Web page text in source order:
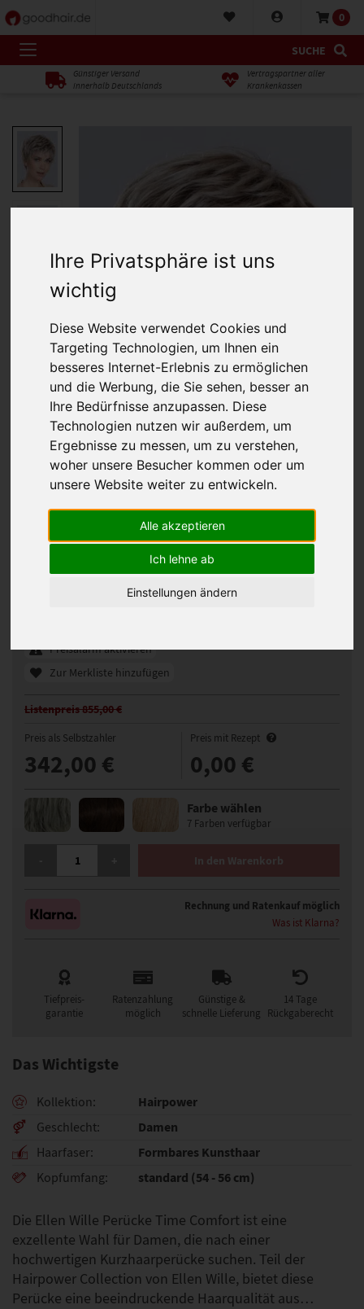
Ihre Privatsphäre ist uns
wichtig
Diese Website verwendet Cookies und
Targeting Technologien, um Ihnen ein
besseres Internet-Erlebnis zu ermöglichen
und die Werbung, die Sie sehen, besser an
Ihre Bedürfnisse anzupassen. Diese
Technologien nutzen wir außerdem, um
Ergebnisse zu messen, um zu verstehen,
woher unsere Besucher kommen oder um
unsere Website weiter zu entwickeln.
Alle akzeptieren
Ich lehne ab
Einstellungen ändern
0
SUCHE
Günstiger Versand
innerhalb Deutschlands
Vertragspartner aller
Krankenkassen
Ellen Wille Time Comfort Perücke
pearlblonde rooted
Preisalarm aktivieren
Zur Merkliste hinzufügen
Listenpreis 855,00 €
Preis als Selbstzahler
342,00 €
Preis mit Rezept
0,00 €
Farbe wählen
7 Farben verfügbar
In den Warenkorb
Rechnung und Ratenkauf möglich
Was ist Klarna?
Tiefpreis-
garantie
Ratenzahlung
möglich
Günstige &
schnelle Lieferung
14 Tage
Rückgaberecht
Das Wichtigste
Kollektion Hairpower
Geschlecht Damen
Haarfaser Formbares Kunsthaar
Kopfumfang standard (54 - 56 cm)
Die Ellen Wille Perücke Time Comfort ist eine
exzellente Wahl für Damen, die nach einer
hochwertigen Kurzhaarperücke suchen. Teil der
Hairpower Collection von Ellen Wille, bietet diese
Perücke eine beeindruckende Haarqualität aus…